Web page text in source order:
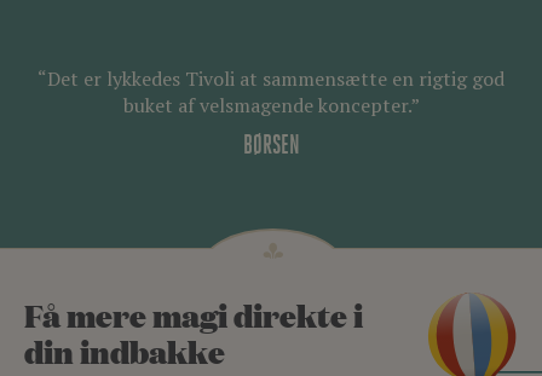
“Det er lykkedes Tivoli at sammensætte en rigtig god
buket af velsmagende koncepter.”
BØRSEN
Få mere magi direkte i
din indbakke